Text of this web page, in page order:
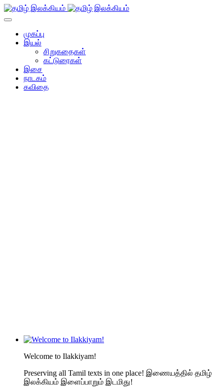
முகப்பு
இயல்
சிறுகதைகள்
கட்டுரைகள்
இசை
நாடகம்
கவிதை
Welcome to Ilakkiyam!
Preserving all Tamil texts in one place! இணையத்தில் தமிழ்
இலக்கியம் இளைப்பாறும் இடமிது!